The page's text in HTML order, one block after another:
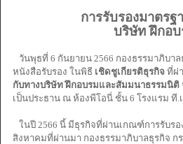
การรับรองมาตร
บริษัท ฝึกอ
วันพุธที่ 6 กันยายน 2566 กองธรรมาภิบา
หนังสือรับรอง ในพิธี เชิดชูเกียรติธุรกิจที่ผ่
กับทางบริษัท ฝึกอบรมและสัมมนาธรรมนิติ
เป็นประธาน ณ ห้องพีโอนี่ ชั้น 6 โรงแรม ที.
ในปี 2566 นี้ มีธุรกิจที่ผ่านเกณฑ์การรับร
สิงหาคมที่ผ่านมา กองธรรมาภิบาลธุรกิจ